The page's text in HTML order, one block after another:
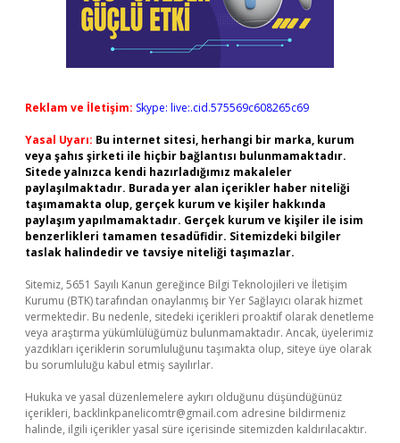
Reklam ve İletişim: Skype: live:.cid.575569c608265c69
Yasal Uyarı: Bu internet sitesi, herhangi bir marka, kurum
veya şahıs şirketi ile hiçbir bağlantısı bulunmamaktadır.
Sitede yalnızca kendi hazırladığımız makaleler
paylaşılmaktadır. Burada yer alan içerikler haber niteliği
taşımamakta olup, gerçek kurum ve kişiler hakkında
paylaşım yapılmamaktadır. Gerçek kurum ve kişiler ile isim
benzerlikleri tamamen tesadüfidir. Sitemizdeki bilgiler
taslak halindedir ve tavsiye niteliği taşımazlar.
Sitemiz, 5651 Sayılı Kanun gereğince Bilgi Teknolojileri ve İletişim
Kurumu (BTK) tarafından onaylanmış bir Yer Sağlayıcı olarak hizmet
vermektedir. Bu nedenle, sitedeki içerikleri proaktif olarak denetleme
veya araştırma yükümlülüğümüz bulunmamaktadır. Ancak, üyelerimiz
yazdıkları içeriklerin sorumluluğunu taşımakta olup, siteye üye olarak
bu sorumluluğu kabul etmiş sayılırlar.
Hukuka ve yasal düzenlemelere aykırı olduğunu düşündüğünüz
içerikleri, backlinkpanelicomtr@gmail.com adresine bildirmeniz
halinde, ilgili içerikler yasal süre içerisinde sitemizden kaldırılacaktır.